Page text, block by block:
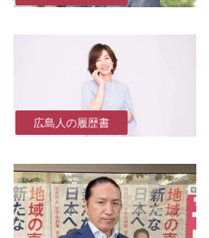
広島人の履歴書